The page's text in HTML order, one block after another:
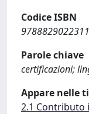
Codice ISBN
9788829022311
Parole chiave
certificazioni;
Appare nelle
2.1 Contributo